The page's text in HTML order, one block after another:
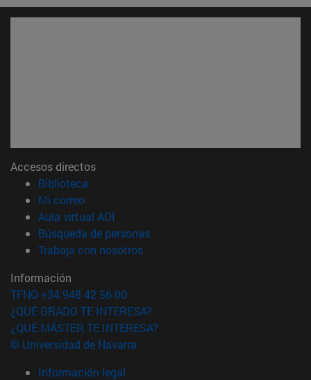
Accesos directos
Biblioteca
Mi correo(abre en nueva ventana)
Aula virtual ADI
Búsqueda de personas(abre en nueva ventana)
Trabaja con nosotros(abre en nueva ventana)
Información
TFNO +34 948 42 56 00
¿QUÉ GRADO TE INTERESA?
¿QUÉ MÁSTER TE INTERESA?
© Universidad de Navarra
Información legal